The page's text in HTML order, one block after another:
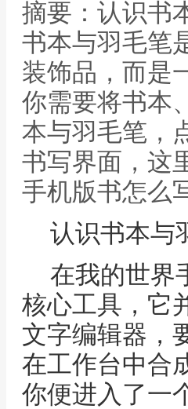
摘要：认识书
书本与羽毛笔
装饰品，而是
你需要将书本
本与羽毛笔，
书写界面，这
手机版书怎么
认识书本与
在我的世界
核心工具，它
文字编辑器，
在工作台中合
你便进入了一